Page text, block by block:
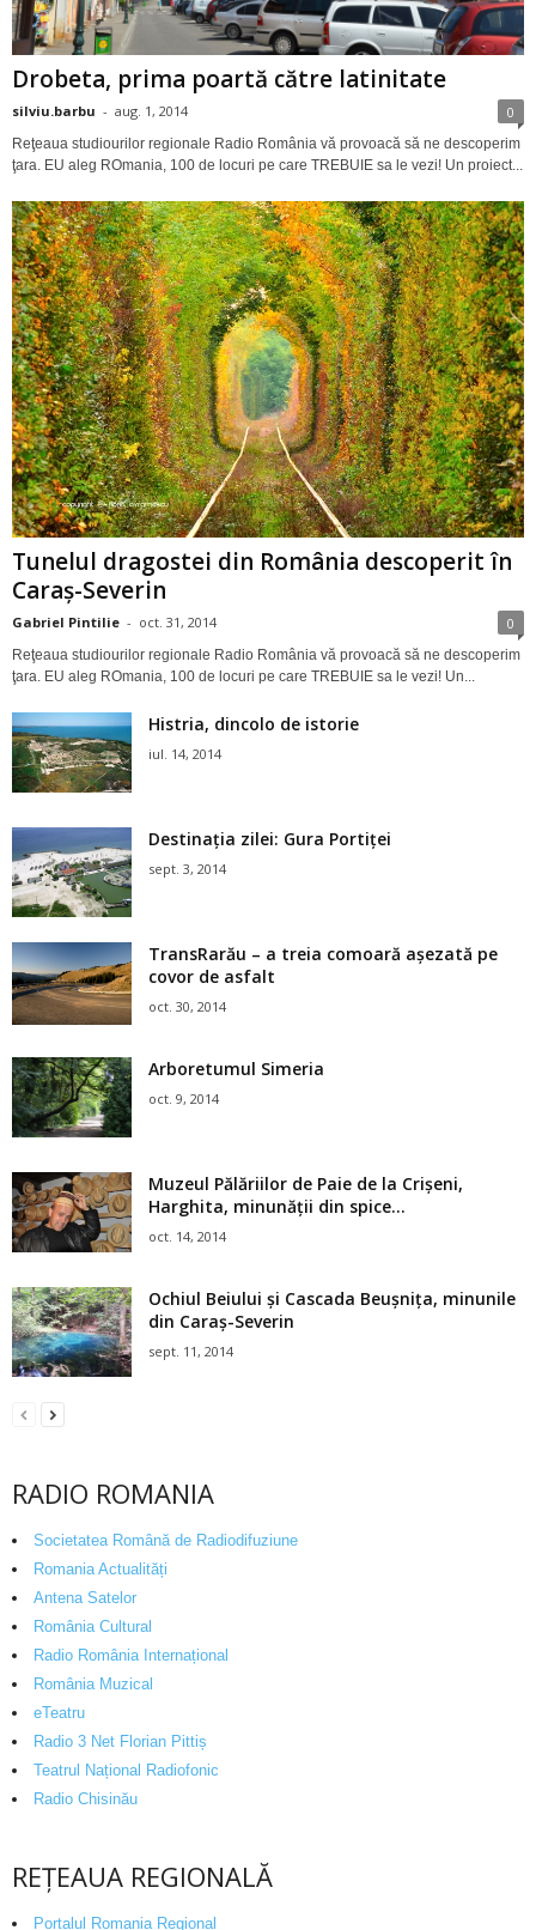
Drobeta, prima poartă către latinitate
silviu.barbu - aug. 1, 2014 0
Reţeaua studiourilor regionale Radio România vă provoacă să ne descoperim
ţara. EU aleg ROmania, 100 de locuri pe care TREBUIE sa le vezi! Un proiect...
Tunelul dragostei din România descoperit în
Caraş-Severin
Gabriel Pintilie - oct. 31, 2014 0
Reţeaua studiourilor regionale Radio România vă provoacă să ne descoperim
ţara. EU aleg ROmania, 100 de locuri pe care TREBUIE sa le vezi! Un...
Histria, dincolo de istorie
iul. 14, 2014
Destinația zilei: Gura Portiţei
sept. 3, 2014
TransRarău – a treia comoară aşezată pe
covor de asfalt
oct. 30, 2014
Arboretumul Simeria
oct. 9, 2014
Muzeul Pălăriilor de Paie de la Crișeni,
Harghita, minunății din spice...
oct. 14, 2014
Ochiul Beiului şi Cascada Beuşniţa, minunile
din Caraş-Severin
sept. 11, 2014
RADIO ROMANIA
Societatea Română de Radiodifuziune
Romania Actualități
Antena Satelor
România Cultural
Radio România Internațional
România Muzical
eTeatru
Radio 3 Net Florian Pittiș
Teatrul Național Radiofonic
Radio Chisinău
REȚEAUA REGIONALĂ
Portalul Romania Regional